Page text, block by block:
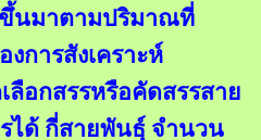
ขึ้นมาตามปริมาณที่
การสังเคราะห์
ลือกสรรหรือคัดสรรสาย
ได้ กี่สายพันธุ์ จำนวน